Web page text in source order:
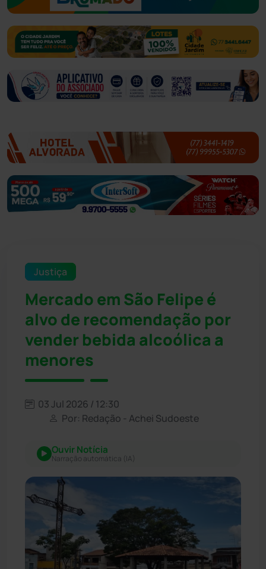
Justiça
Mercado em São Felipe é
alvo de recomendação por
vender bebida alcoólica a
menores
03 Jul 2026 / 12:30
Por: Redação - Achei Sudoeste
Ouvir Notícia
Narração automática (IA)